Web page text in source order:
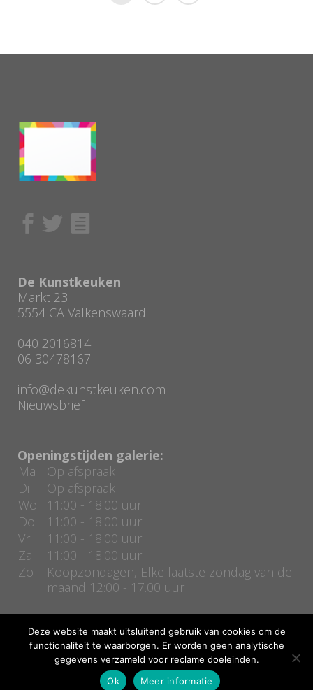
De Kunstkeuken
Markt 23
5554 CA Valkenswaard
040 2016814
06 30478167
info@dekunstkeuken.com
Nieuwsbrief
Openingstijden galerie:
Ma
Op afspraak
Di
Op afspraak
Wo
11:00 - 18:00 uur
Do
11:00 - 18:00 uur
Vr
11:00 - 18:00 uur
Za
11:00 - 18:00 uur
Zo
Koopzondagen, Elke laatste zondag van de
maand 12:00 - 17.00 uur
Copyright De kunstkeuken | Realisatie door
Deze website maakt uitsluitend gebruik van cookies om de
functionaliteit te waarborgen. Er worden geen analytische
gegevens verzameld voor reclame doeleinden.
Ok
Meer informatie